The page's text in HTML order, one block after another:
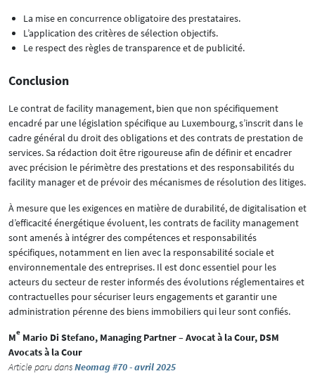
La mise en concurrence obligatoire des prestataires.
L’application des critères de sélection objectifs.
Le respect des règles de transparence et de publicité.
Conclusion
Le contrat de facility management, bien que non spécifiquement
encadré par une législation spécifique au Luxembourg, s’inscrit dans le
cadre général du droit des obligations et des contrats de prestation de
services. Sa rédaction doit être rigoureuse afin de définir et encadrer
avec précision le périmètre des prestations et des responsabilités du
facility manager et de prévoir des mécanismes de résolution des litiges.
À mesure que les exigences en matière de durabilité, de digitalisation et
d’efficacité énergétique évoluent, les contrats de facility management
sont amenés à intégrer des compétences et responsabilités
spécifiques, notamment en lien avec la responsabilité sociale et
environnementale des entreprises. Il est donc essentiel pour les
acteurs du secteur de rester informés des évolutions réglementaires et
contractuelles pour sécuriser leurs engagements et garantir une
administration pérenne des biens immobiliers qui leur sont confiés.
Me Mario Di Stefano, Managing Partner – Avocat à la Cour, DSM
Avocats à la Cour
Article paru dansNeomag #70 - avril 2025